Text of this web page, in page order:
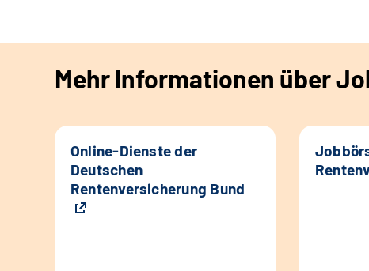
Mehr Informationen über
Online-Dienste der
Deutschen
Rentenversicherung Bund